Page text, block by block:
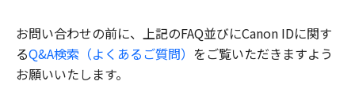
お問い合わせの前に、上記のFAQ並びにCanon IDに関す
るQ&A検索（よくあるご質問） をご覧いただきますよう
お願いいたします。